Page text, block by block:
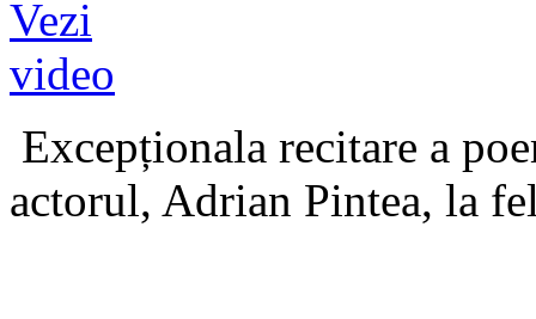
Excepționala recitare a
actorul, Adrian Pintea, la